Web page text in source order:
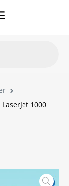
1000